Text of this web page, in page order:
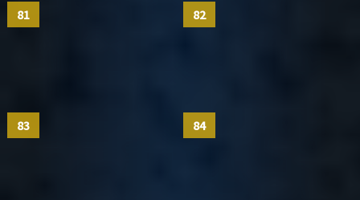
81 82
83 84